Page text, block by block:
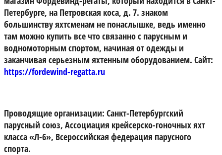
Петербурге, на Петровская коса, д. 7. знаком
большинству яхтсменам не понаслышке, ведь именно
там можно купить все что связанно с парусным и
водномоторным спортом, начиная от одежды и
заканчивая серьезным яхтенным оборудованием. Сайт:
https://fordewind-regatta.ru
Проводящие организации: Санкт-Петербургский
парусный союз, Ассоциация крейсерско-гоночных яхт
класса «Л-6», Всероссийская федерация парусного
спорта.